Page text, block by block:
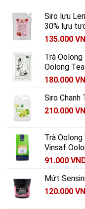
Siro lựu
30% lựu
135.000
Trà
Oolong
180.000
Siro
210.000
Trà
Vinsaf
91.000
Mứt
120.000